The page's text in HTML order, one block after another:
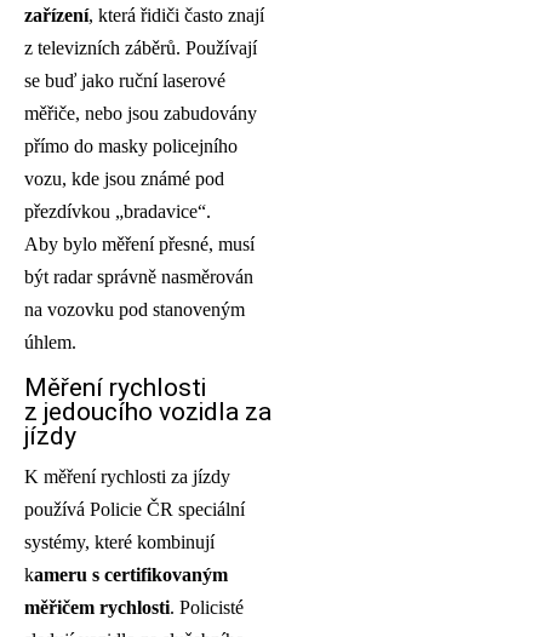
zařízení, která řidiči často znají
z televizních záběrů. Používají
se buď jako ruční laserové
měřiče, nebo jsou zabudovány
přímo do masky policejního
vozu, kde jsou známé pod
přezdívkou „bradavice“.
Aby bylo měření přesné, musí
být radar správně nasměrován
na vozovku pod stanoveným
úhlem.
Měření rychlosti
z jedoucího vozidla za
jízdy
K měření rychlosti za jízdy
používá Policie ČR speciální
systémy, které kombinují
kameru s certifikovaným
měřičem rychlosti. Policisté